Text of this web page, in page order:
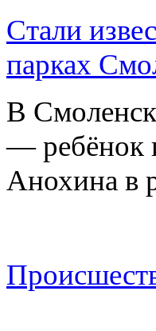
Стали
парках
В
— ребёнок
Анохина в